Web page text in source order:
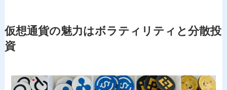
仮想通貨の魅力はボラティリティと分散投
資